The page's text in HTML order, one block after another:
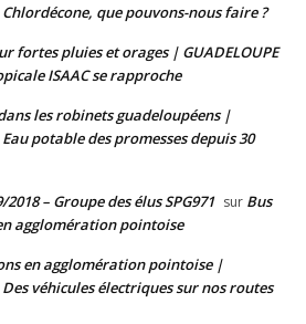
Chlordécone, que pouvons-nous faire ?
fortes pluies et orages | GUADELOUPE
ISAAC se rapproche
les robinets guadeloupéens |
Eau potable des promesses depuis 30
– Groupe des élus SPG971 sur Bus
agglomération pointoise
en agglomération pointoise |
Des véhicules électriques sur nos routes